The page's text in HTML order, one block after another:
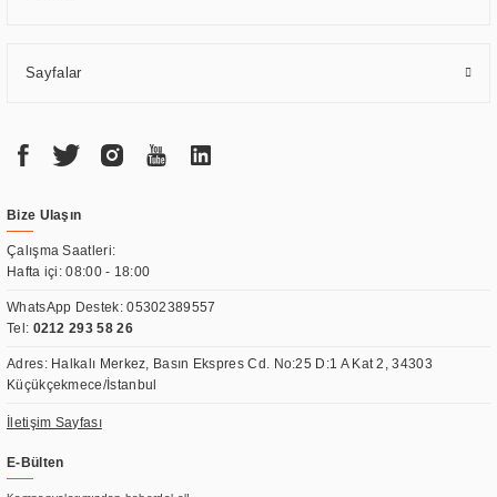
Sayfalar
Bize Ulaşın
Çalışma Saatleri:
Hafta içi: 08:00 - 18:00
WhatsApp Destek:05302389557
Tel: 0212 293 58 26
Adres: Halkalı Merkez, Basın Ekspres Cd. No:25 D:1 A Kat 2, 34303
Küçükçekmece/İstanbul
İletişim Sayfası
E-Bülten